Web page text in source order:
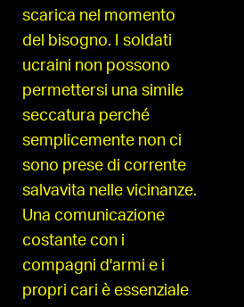
scarica nel momento
del bisogno. I soldati
ucraini non possono
permettersi una simile
seccatura perché
semplicemente non ci
sono prese di corrente
salvavita nelle vicinanze.
Una comunicazione
costante con i
compagni d'armi e i
propri cari è essenziale